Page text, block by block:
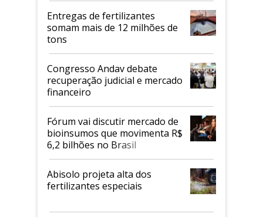
Entregas de fertilizantes
somam mais de 12 milhões de
tons
Congresso Andav debate
recuperação judicial e mercado
financeiro
Fórum vai discutir mercado de
bioinsumos que movimenta R$
6,2 bilhões no Brasil
Abisolo projeta alta dos
fertilizantes especiais